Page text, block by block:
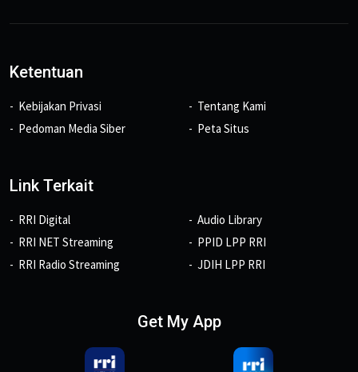
Ketentuan
Kebijakan Privasi
Pedoman Media Siber
Tentang Kami
Peta Situs
Link Terkait
RRI Digital
RRI NET Streaming
RRI Radio Streaming
Audio Library
PPID LPP RRI
JDIH LPP RRI
Get My App